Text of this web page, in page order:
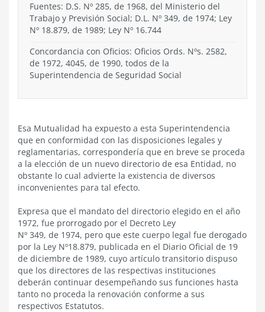
Fuentes: D.S. Nº 285, de 1968, del Ministerio del
Trabajo y Previsión Social; D.L. Nº 349, de 1974; Ley
Nº 18.879, de 1989; Ley Nº 16.744
Concordancia con Oficios: Oficios Ords. Nºs. 2582,
de 1972, 4045, de 1990, todos de la
Superintendencia de Seguridad Social
Esa Mutualidad ha expuesto a esta Superintendencia
que en conformidad con las disposiciones legales y
reglamentarias, correspondería que en breve se proceda
a la elección de un nuevo directorio de esa Entidad, no
obstante lo cual advierte la existencia de diversos
inconvenientes para tal efecto.
Expresa que el mandato del directorio elegido en el año
1972, fue prorrogado por el Decreto Ley
Nº 349, de 1974, pero que este cuerpo legal fue derogado
por la Ley Nº18.879, publicada en el Diario Oficial de 19
de diciembre de 1989, cuyo artículo transitorio dispuso
que los directores de las respectivas instituciones
deberán continuar desempeñando sus funciones hasta
tanto no proceda la renovación conforme a sus
respectivos Estatutos.